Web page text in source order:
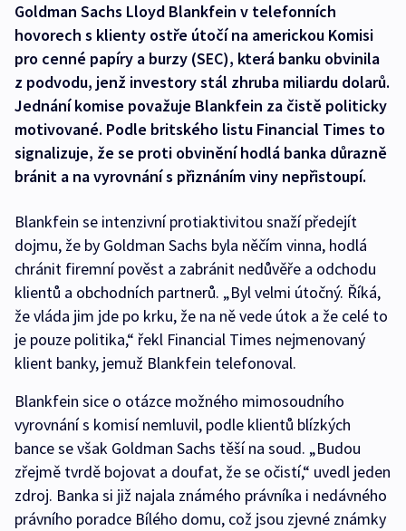
Goldman Sachs Lloyd Blankfein v telefonních
hovorech s klienty ostře útočí na americkou Komisi
pro cenné papíry a burzy (SEC), která banku obvinila
z podvodu, jenž investory stál zhruba miliardu dolarů.
Jednání komise považuje Blankfein za čistě politicky
motivované. Podle britského listu Financial Times to
signalizuje, že se proti obvinění hodlá banka důrazně
bránit a na vyrovnání s přiznáním viny nepřistoupí.
Blankfein se intenzivní protiaktivitou snaží předejít
dojmu, že by Goldman Sachs byla něčím vinna, hodlá
chránit firemní pověst a zabránit nedůvěře a odchodu
klientů a obchodních partnerů. „Byl velmi útočný. Říká,
že vláda jim jde po krku, že na ně vede útok a že celé to
je pouze politika,“ řekl Financial Times nejmenovaný
klient banky, jemuž Blankfein telefonoval.
Blankfein sice o otázce možného mimosoudního
vyrovnání s komisí nemluvil, podle klientů blízkých
bance se však Goldman Sachs těší na soud. „Budou
zřejmě tvrdě bojovat a doufat, že se očistí,“ uvedl jeden
zdroj. Banka si již najala známého právníka i nedávného
právního poradce Bílého domu, což jsou zjevné známky